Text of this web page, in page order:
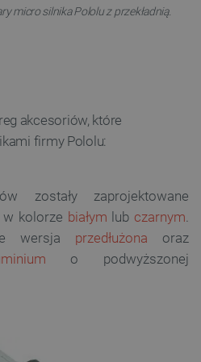
micro silnika Pololu z przekładnią.
akcesoriów, które
firmy Pololu:
zostały zaprojektowane
kolorze białym lub czarnym.
wersja przedłużona oraz
o podwyższonej